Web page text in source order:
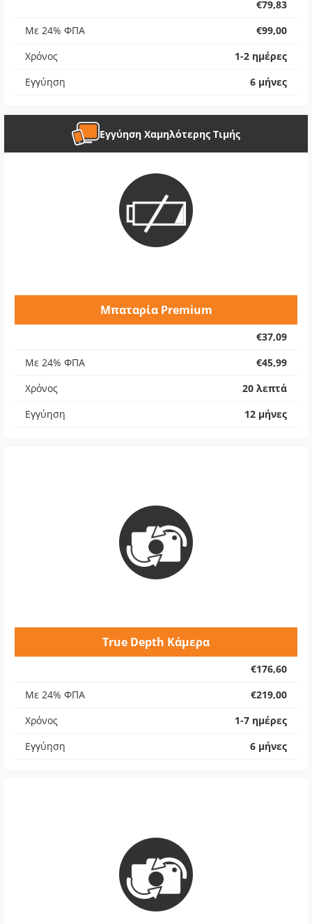
€79,83
Με 24% ΦΠΑ
€99,00
Χρόνος
1-2 ημέρες
Εγγύηση
6 μήνες
Εγγύηση Χαμηλότερης Τιμής
Μπαταρία Premium
€37,09
Με 24% ΦΠΑ
€45,99
Χρόνος
20 λεπτά
Εγγύηση
12 μήνες
True Depth Κάμερα
€176,60
Με 24% ΦΠΑ
€219,00
Χρόνος
1-7 ημέρες
Εγγύηση
6 μήνες